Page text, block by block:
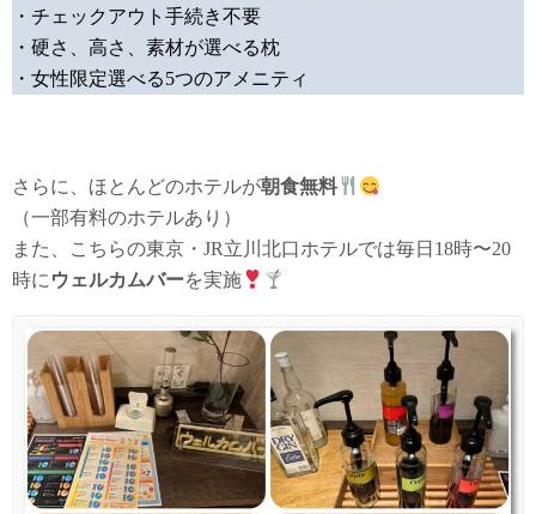
・チェックアウト手続き不要
・硬さ、高さ、素材が選べる枕
・女性限定選べる5つのアメニティ
さらに、ほとんどのホテルが朝食無料
（一部有料のホテルあり）
また、こちらの東京・JR立川北口ホテルでは毎日18時〜20
時に ウェルカムバーを実施